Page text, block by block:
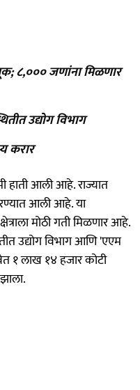
८,००० जणांना मिळणार
उद्योग विभाग
करार
हाती आली आहे. राज्यात
आली आहे. या
मोठी गती मिळणार आहे.
उद्योग विभाग आणि 'एएम
१ लाख १४ हजार कोटी